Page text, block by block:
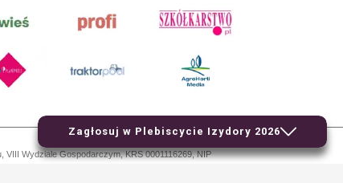
Zagłosuj w Plebiscycie Izydory 2026
VIII Wydziale Gospodarczym, KRS 0001116269, NIP